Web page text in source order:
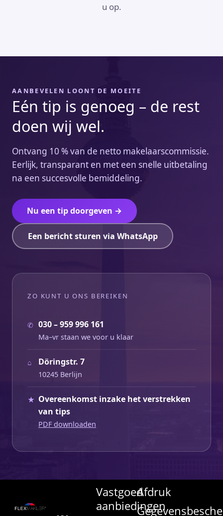
u op.
AANBEVELEN LOONT DE MOEITE
Eén tip is genoeg – de rest
doen wij wel.
Ontvang 10 % van de netto makelaarscommissie.
Eerlijk, transparant en met een snelle uitbetaling
na een succesvolle bemiddeling.
Nu een tip doorgeven →
Een bericht sturen via WhatsApp
ZO KUNT U ONS BEREIKEN
✆ 030 – 959 996 161
Ma–vr staan we voor u klaar
⌂ Döringstr. 7
10245 Berlijn
★ Overeenkomst inzake het verstrekken
van tips
PDF downloaden
Vastgoed
aanbiedingen
Afdruk